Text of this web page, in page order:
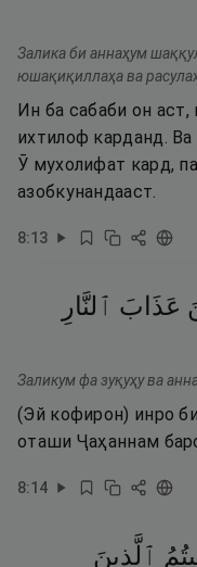
Залика би аннаҳум
юшақиқиллаҳа ва
Ин ба сабаби он
ихтилоф карданд.
Ӯ мухолифат кард,
азобкунандааст.
8:13
عَذَابَ ٱلنَّارِ
Заликум фа зуқуҳу ва
(Эй кофирон) инро
оташи Ҷаҳаннам
8:14
ٱلَّذِينَ